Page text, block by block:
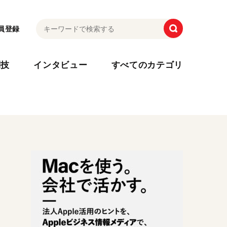
登録
インタビュー すべてのカテゴリ